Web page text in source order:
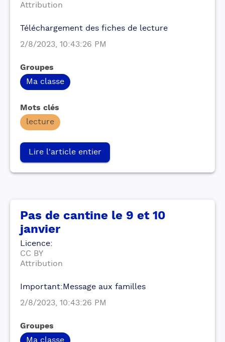
Attribution
Téléchargement des fiches de lecture
2/8/2023, 10:43:26 PM
Groupes
Ma classe
Mots clés
lecture
Lire l'article entier
Pas de cantine le 9 et 10
janvier
Licence:
CC BY
Attribution
Important:Message aux familles
2/8/2023, 10:43:26 PM
Groupes